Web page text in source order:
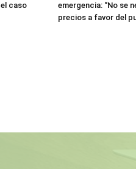
caso
emergencia: “No se
precios a favor del